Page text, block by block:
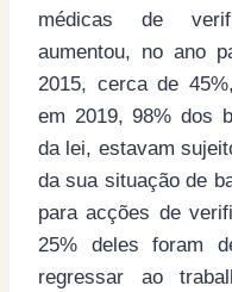
médicas de
aumentou, no ano
2015, cerca de
em 2019, 98% dos
da lei, estavam
da sua situação de
para acções de
25% deles foram
regressar ao